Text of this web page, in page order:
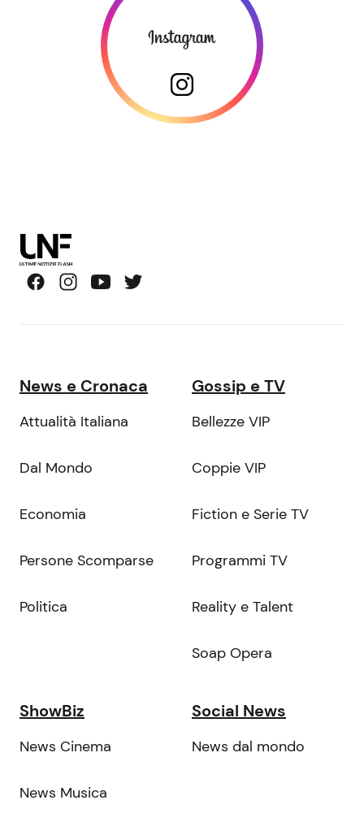
News e Cronaca
Attualità Italiana
Dal Mondo
Economia
Persone Scomparse
Politica
Gossip e TV
Bellezze VIP
Coppie VIP
Fiction e Serie TV
Programmi TV
Reality e Talent
Soap Opera
ShowBiz
News Cinema
News Musica
Social News
News dal mondo